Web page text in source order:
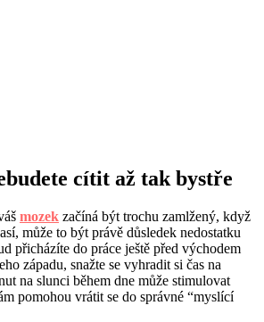
cítit až tak bystře
mozek začíná být trochu zamlžený, když
může to být právě důsledek nedostatku
přicházíte do práce ještě před východem
západu, snažte se vyhradit si čas na
na slunci během dne může stimulovat
pomohou vrátit se do správné “myslící